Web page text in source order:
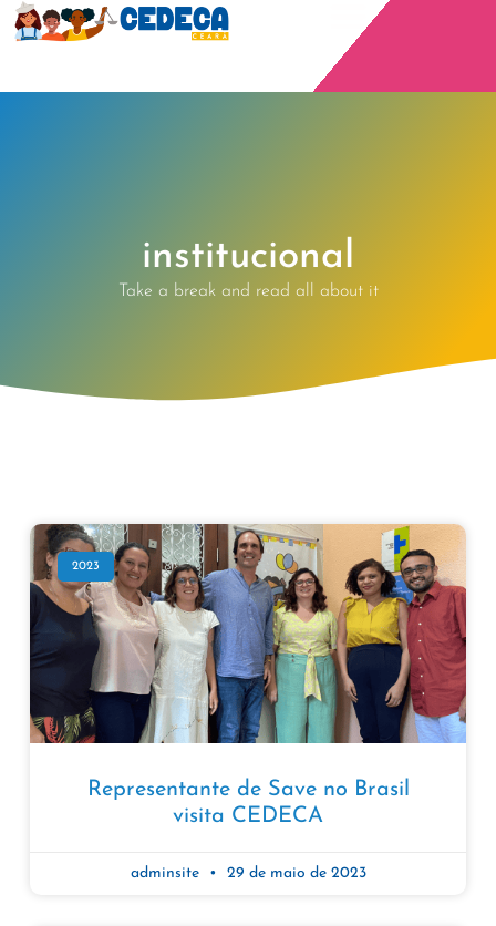
institucional
Take a break and read all about it
2023
Representante de Save no Brasil
visita CEDECA
adminsite 29 de maio de 2023